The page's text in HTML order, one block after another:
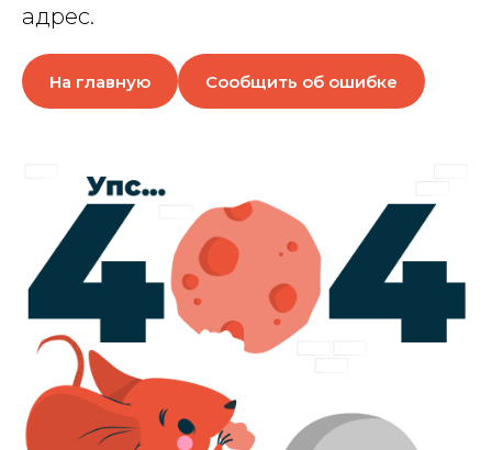
адрес.
На главную Сообщить об ошибке